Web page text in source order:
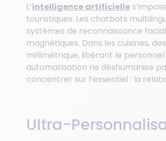
L’intelligence artificielle
touristiques. Les chatbots
systèmes de reconnaissance
magnétiques. Dans les cuisines,
millimétrique, libérant le
automatisation ne déshumanise
concentrer sur l’essentiel : la
Ultra-